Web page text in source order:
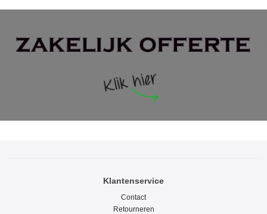
Klantenservice
Contact
Retourneren